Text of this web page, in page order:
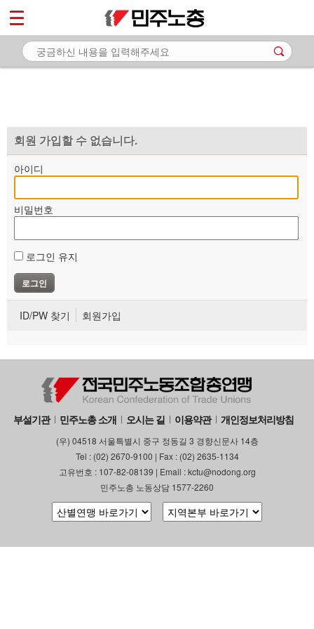
회원 가입할 수 없습니다.
아이디
비밀번호
로그인 유지
ID/PW 찾기 회원가입
부설기관 민주노총 소개 오시는 길 이용약관 개인정보처리방침
(우) 04518 서울특별시 중구 정동길 3 경향신문사 14층
Tel : (02) 2670-9100 | Fax : (02) 2635-1134
고유번호 : 107-82-08139 | Email : kctu@nodong.org
민주노총 노동상담 1577-2260
마이페이지
소개
자료
부설기관